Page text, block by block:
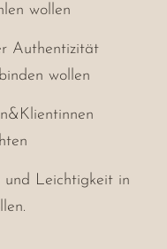
wollen
Authentizität
wollen
und Leichtigkeit in